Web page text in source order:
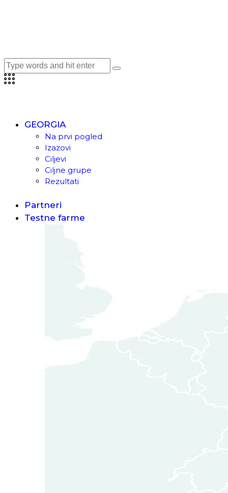
GEORGIA
Na prvi pogled
Izazovi
Ciljevi
Ciljne grupe
Rezultati
Partneri
Testne farme